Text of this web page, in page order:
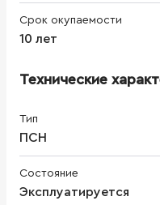
Срок окупаемости
10 лет
Технические
Тип
ПСН
Состояние
Эксплуатируется